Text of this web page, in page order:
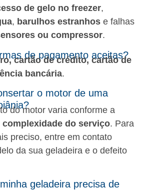
de gelo no freezer,
, barulhos estranhos e falhas
ou compressor.
de pagamento aceitas?
cartão de crédito, cartão de
bancária.
o motor de uma
do motor varia conforme a
complexidade do serviço. Para
preciso, entre em contato
da sua geladeira e o defeito
geladeira precisa de